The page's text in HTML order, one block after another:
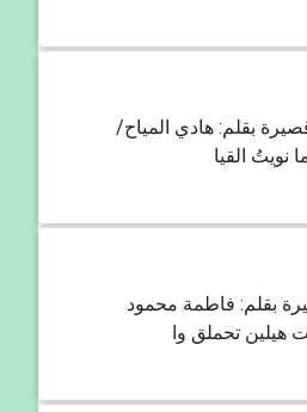
بقلم: هادي المياح/
نويتُ القيا